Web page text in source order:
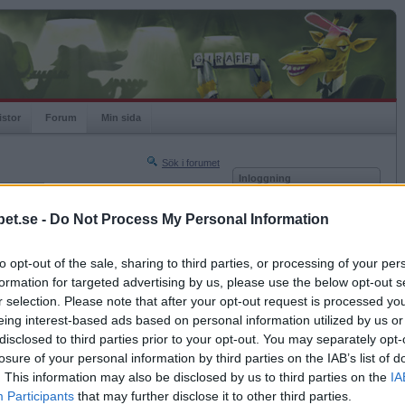
- Do Not Process My Personal Information
opt-out of the sale, sharing to third parties, or processing of your
for targeted advertising by us, please use the below opt-out
selection. Please note that after your opt-out request is processed
interest-based ads based on personal information utilized by us
to third parties prior to your opt-out. You may separately
of your personal information by third parties on the IAB’s list of
This information may also be disclosed by us to third parties on the
Participants that may further disclose it to other third parties.
Forum Min sida
Sök i forumet
Nästa sida »
2022-10-24 20:40
Inloggning
Kom ihåg mig
Glömt ditt lösenord?
Få ny aktiveringslänk
Betapet är gratis!